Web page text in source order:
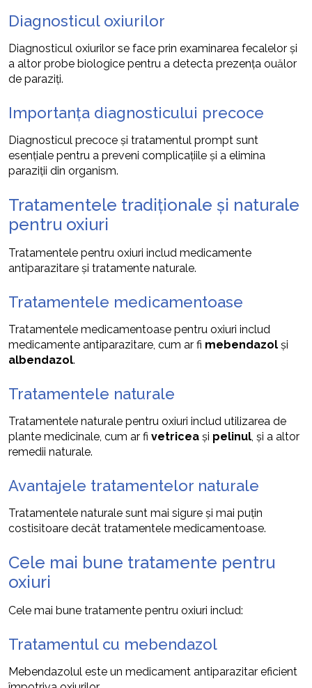
Diagnosticul oxiurilor
Diagnosticul oxiurilor se face prin examinarea fecalelor și
a altor probe biologice pentru a detecta prezența ouălor
de paraziți.
Importanța diagnosticului precoce
Diagnosticul precoce și tratamentul prompt sunt
esențiale pentru a preveni complicațiile și a elimina
paraziții din organism.
Tratamentele tradiționale și naturale
pentru oxiuri
Tratamentele pentru oxiuri includ medicamente
antiparazitare și tratamente naturale.
Tratamentele medicamentoase
Tratamentele medicamentoase pentru oxiuri includ
medicamente antiparazitare, cum ar fi mebendazol și
albendazol.
Tratamentele naturale
Tratamentele naturale pentru oxiuri includ utilizarea de
plante medicinale, cum ar fi vetricea și pelinul, și a altor
remedii naturale.
Avantajele tratamentelor naturale
Tratamentele naturale sunt mai sigure și mai puțin
costisitoare decât tratamentele medicamentoase.
Cele mai bune tratamente pentru
oxiuri
Cele mai bune tratamente pentru oxiuri includ:
Tratamentul cu mebendazol
Mebendazolul este un medicament antiparazitar eficient